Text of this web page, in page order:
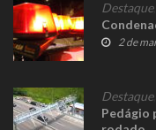
Destaque,
2 de
Destaque,
Pedágio